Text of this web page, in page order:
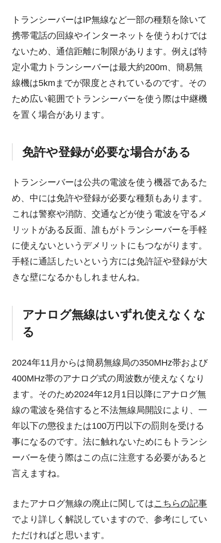
トランシーバーはIP無線など一部の種類を除いて
携帯電話の回線やインターネットを使うわけでは
ないため、通信距離に制限があります。例えば特
定小電力トランシーバーは最大約200m、簡易無
線機は5kmまでが限度とされているのです。その
ため広い範囲でトランシーバーを使う際は中継機
を置く場合があります。
免許や登録が必要な場合がある
トランシーバーは公共の電波を使う機器であるた
め、中には免許や登録が必要な種類もあります。
これは警察や消防、交通などが使う電波を守るメ
リットがある反面、誰もがトランシーバーを手軽
に使えないというデメリットにもつながります。
手軽に通話したいという方には免許証や登録が大
きな壁になるかもしれませんね。
アナログ無線はいずれ使えなくな
る
2024年11月からは簡易無線局の350MHz帯および
400MHz帯のアナログ式の周波数が使えなくなり
ます。そのため2024年12月1日以降にアナログ無
線の電波を発信すると不法無線局開設により、一
年以下の懲役または100万円以下の罰則を受ける
事になるのです。法に触れないためにもトランシ
ーバーを使う際はこの点に注意する必要があると
言えますね。
またアナログ無線の廃止に関してはこちらの記事
でより詳しく解説していますので、参考にしてい
ただければと思います。